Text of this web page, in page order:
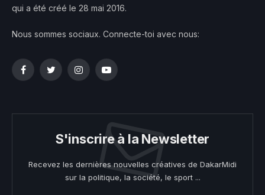
qui a été créé le 28 mai 2016.
Nous sommes sociaux. Connecte-toi avec nous:
FacebookTwitterInstagramYouTube
S'inscrire à la Newsletter
Recevez les dernières nouvelles créatives de DakarMidi
sur la politique, la société, le sport ...